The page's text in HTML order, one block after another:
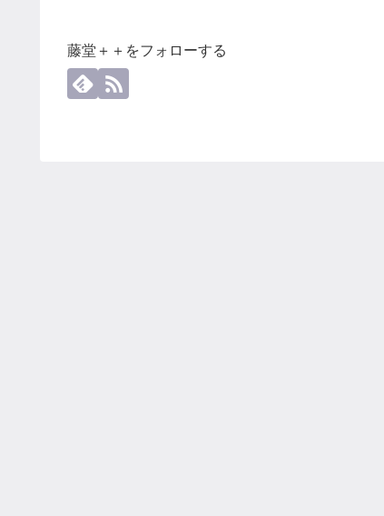
藤堂＋＋をフォローする